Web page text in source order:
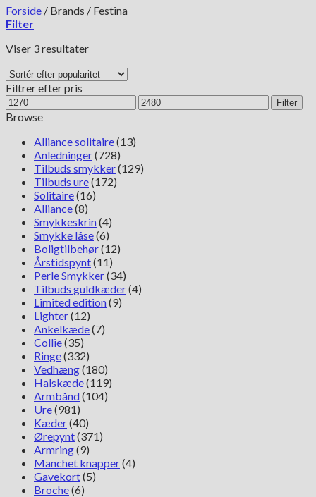
Forside / Brands / Festina
Filter
Viser 3 resultaterSorteret
popularitet
Filtrer efter pris
Mindste
pris
Højeste
pris
Filter
Browse
Alliance solitaire(13)
Anledninger(728)
Tilbuds smykker(129)
Tilbuds ure(172)
Solitaire(16)
Alliance(8)
Smykkeskrin(4)
Smykke låse(6)
Boligtilbehør(12)
Årstidspynt(11)
Perle Smykker(34)
Tilbuds guldkæder(4)
Limited edition(9)
Lighter(12)
Ankelkæde(7)
Collie(35)
Ringe(332)
Vedhæng(180)
Halskæde(119)
Armbånd(104)
Ure(981)
Kæder(40)
Ørepynt(371)
Armring(9)
Manchet knapper(4)
Gavekort(5)
Broche(6)